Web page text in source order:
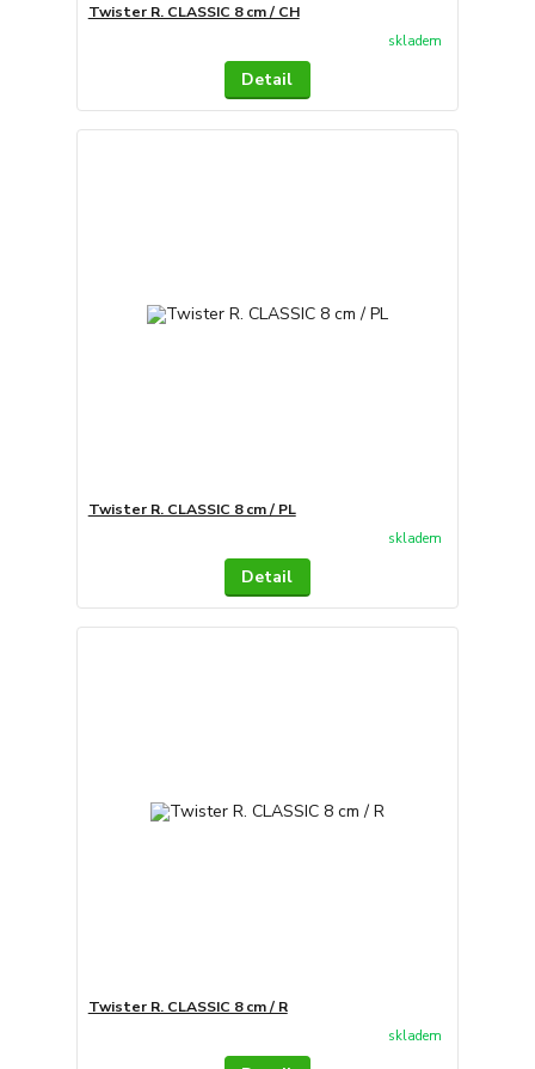
Twister R. CLASSIC 8 cm / CH
skladem
Detail
Twister R. CLASSIC 8 cm / PL
skladem
Detail
Twister R. CLASSIC 8 cm / R
skladem